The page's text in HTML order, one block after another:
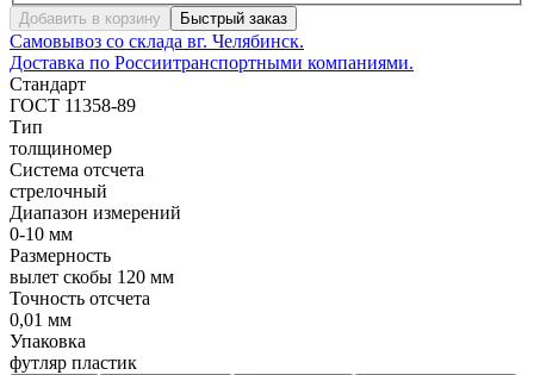
Добавить в корзину Быстрый заказ
Самовывоз со склада вг. Челябинск.
Доставка по Россиитранспортными компаниями.
Стандарт
ГОСТ 11358-89
Тип
толщиномер
Система отсчета
стрелочный
Диапазон измерений
0-10 мм
Размерность
вылет скобы 120 мм
Точность отсчета
0,01 мм
Упаковка
футляр пластик